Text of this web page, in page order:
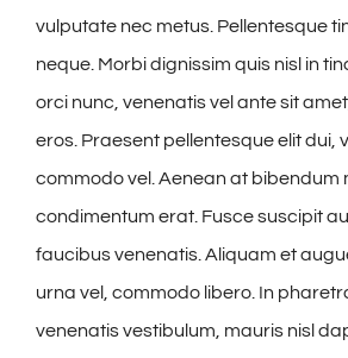
vulputate nec metus. Pellentesque
neque. Morbi dignissim quis nisl in
orci nunc, venenatis vel ante sit
eros. Praesent pellentesque elit dui,
commodo vel. Aenean at bibendum
condimentum erat. Fusce suscipit
faucibus venenatis. Aliquam et
urna vel, commodo libero. In
venenatis vestibulum, mauris nisl